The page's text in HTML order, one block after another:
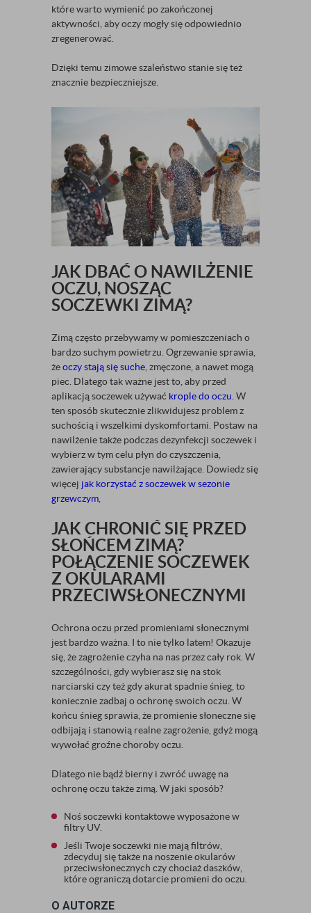
które warto wymienić po zakończonej
aktywności, aby oczy mogły się odpowiednio
zregenerować.
Dzięki temu zimowe szaleństwo stanie się też
znacznie bezpieczniejsze.
JAK DBAĆ O NAWILŻENIE
OCZU, NOSZĄC
SOCZEWKI ZIMĄ?
Zimą często przebywamy w pomieszczeniach o
bardzo suchym powietrzu. Ogrzewanie sprawia,
żeoczy stają się suche , zmęczone, a nawet mogą
piec. Dlatego tak ważne jest to, aby przed
aplikacją soczewek używać krople do oczu . W
ten sposób skutecznie zlikwidujesz problem z
suchością i wszelkimi dyskomfortami. Postaw na
nawilżenie także podczas dezynfekcji soczewek i
wybierz w tym celu płyn do czyszczenia,
zawierający substancje nawilżające. Dowiedz się
więcej jak korzystać z soczewek w sezonie
grzewczym
JAK CHRONIĆ SIĘ PRZED
SŁOŃCEM ZIMĄ?
POŁĄCZENIE SOCZEWEK
Z OKULARAMI
PRZECIWSŁONECZNYMI
Ochrona oczu przed promieniami słonecznymi
jest bardzo ważna. I to nie tylko latem! Okazuje
się, że zagrożenie czyha na nas przez cały rok. W
szczególności, gdy wybierasz się na stok
narciarski czy też gdy akurat spadnie śnieg, to
koniecznie zadbaj o ochronę swoich oczu. W
końcu śnieg sprawia, że promienie słoneczne się
odbijają i stanowią realne zagrożenie, gdyż mogą
wywołać groźne choroby oczu.
Dlatego nie bądź bierny i zwróć uwagę na
ochronę oczu także zimą. W jaki sposób?
Noś soczewki kontaktowe wyposażone w
filtry UV.
Jeśli Twoje soczewki nie mają filtrów,
zdecyduj się także na noszenie okularów
przeciwsłonecznych czy chociaż daszków,
które ograniczą dotarcie promieni do oczu.
O AUTORZE